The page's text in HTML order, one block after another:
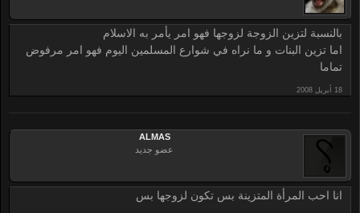
بالنسبة لتزين الزوجة لزوجها فهو امر يأمر به الاسلام
اما تزين البنات و ما نراه في شوارع المسلمين اليوم فهو امر مرفوض
تماما
ALMAS
عضو جديد
انا احب المرأة المتزينة بس تكون لزوجها بس